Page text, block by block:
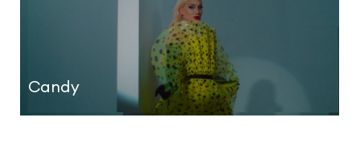
Candy